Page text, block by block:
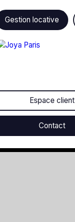
Gestion locative
Espace client
Contact